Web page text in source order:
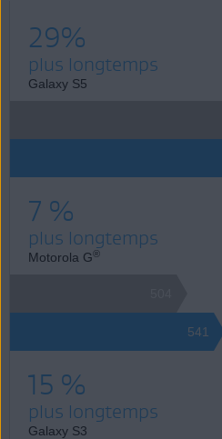
29%
plus longtemps
Galaxy S5
7 %
plus longtemps
Motorola G®
541
15 %
plus longtemps
Galaxy S3